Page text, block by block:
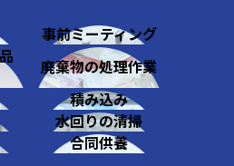
事前ミーティング
廃棄物の処理作業
積み込み
水回りの清掃
合同供養